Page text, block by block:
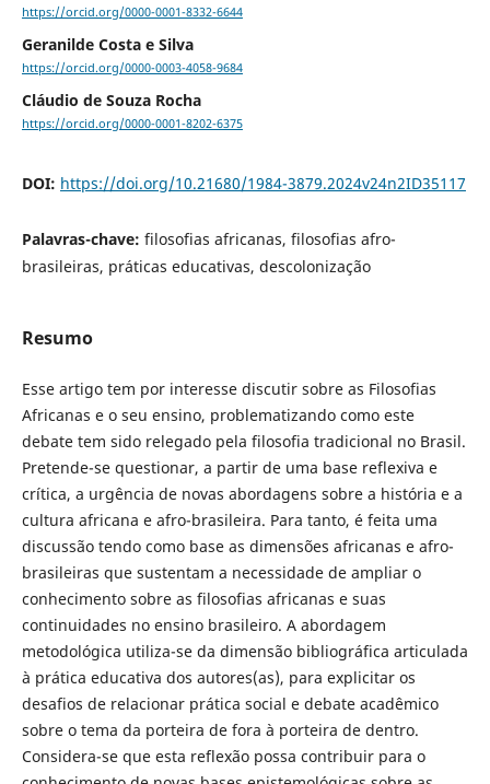
https://orcid.org/0000-0001-8332-6644
Geranilde Costa e Silva
https://orcid.org/0000-0003-4058-9684
Cláudio de Souza Rocha
https://orcid.org/0000-0001-8202-6375
DOI: https://doi.org/10.21680/1984-3879.2024v24n2ID35117
Palavras-chave: filosofias africanas, filosofias afro-
brasileiras, práticas educativas, descolonização
Resumo
Esse artigo tem por interesse discutir sobre as Filosofias
Africanas e o seu ensino, problematizando como este
debate tem sido relegado pela filosofia tradicional no Brasil.
Pretende-se questionar, a partir de uma base reflexiva e
crítica, a urgência de novas abordagens sobre a história e a
cultura africana e afro-brasileira. Para tanto, é feita uma
discussão tendo como base as dimensões africanas e afro-
brasileiras que sustentam a necessidade de ampliar o
conhecimento sobre as filosofias africanas e suas
continuidades no ensino brasileiro. A abordagem
metodológica utiliza-se da dimensão bibliográfica articulada
à prática educativa dos autores(as), para explicitar os
desafios de relacionar prática social e debate acadêmico
sobre o tema da porteira de fora à porteira de dentro.
Considera-se que esta reflexão possa contribuir para o